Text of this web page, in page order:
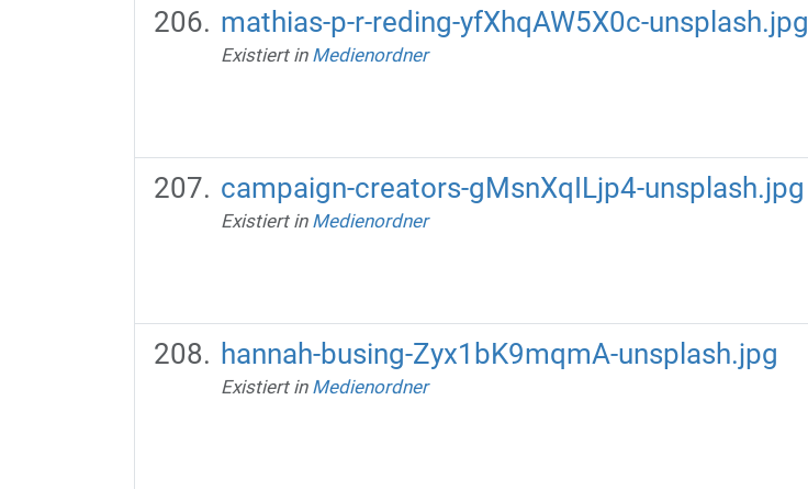
mathias-p-r-reding-yfXhqAW5X0c-unsplash.jpg
Existiert in Medienordner
campaign-creators-gMsnXqILjp4-unsplash.jpg
Existiert in Medienordner
hannah-busing-Zyx1bK9mqmA-unsplash.jpg
Existiert in Medienordner